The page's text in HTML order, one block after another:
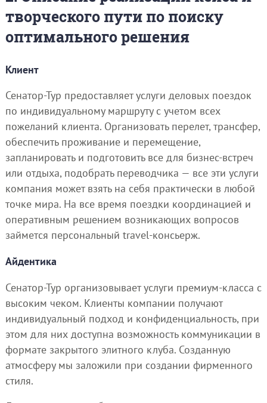
творческого пути по поиску
оптимального решения
Клиент
Сенатор-Тур предоставляет услуги деловых поездок
по индивидуальному маршруту с учетом всех
пожеланий клиента. Организовать перелет, трансфер,
обеспечить проживание и перемещение,
запланировать и подготовить все для бизнес-встреч
или отдыха, подобрать переводчика — все эти услуги
компания может взять на себя практически в любой
точке мира. На все время поездки координацией и
оперативным решением возникающих вопросов
займется персональный travel-консьерж.
Айдентика
Сенатор-Тур организовывает услуги премиум-класса с
высоким чеком. Клиенты компании получают
индивидуальный подход и конфиденциальность, при
этом для них доступна возможность коммуникации в
формате закрытого элитного клуба. Созданную
атмосферу мы заложили при создании фирменного
стиля.